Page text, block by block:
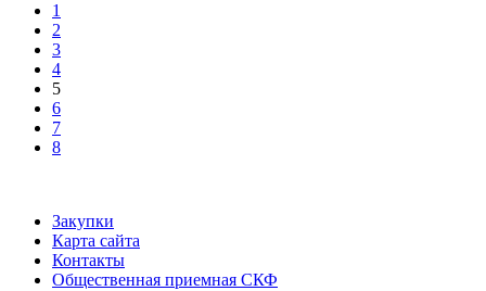
1
2
3
4
5
6
7
8
Закупки
Карта сайта
Контакты
Общественная приемная СКФ